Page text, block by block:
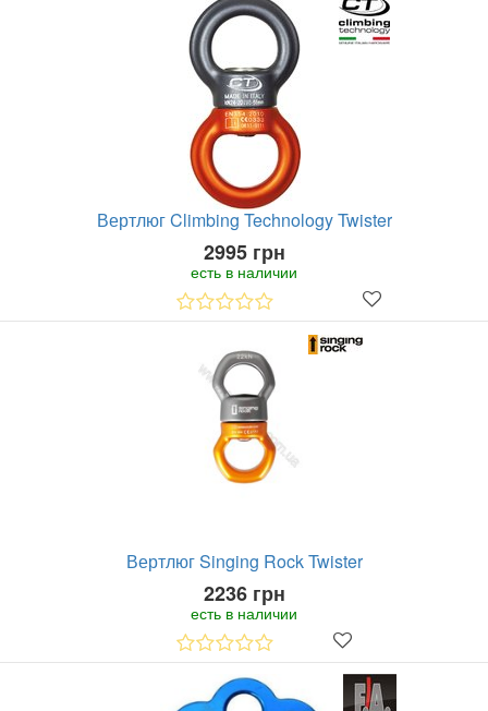
Вертлюг Climbing Technology Twister
2995 грн
есть в наличии
Вертлюг Singing Rock Twister
2236 грн
есть в наличии